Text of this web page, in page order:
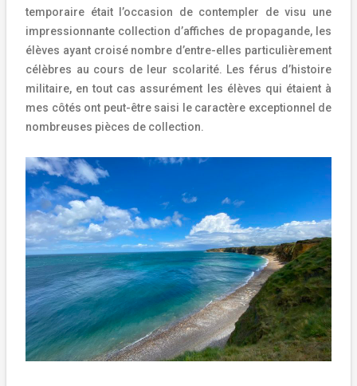
temporaire était l’occasion de contempler de visu une
impressionnante collection d’affiches de propagande, les
élèves ayant croisé nombre d’entre-elles particulièrement
célèbres au cours de leur scolarité. Les férus d’histoire
militaire, en tout cas assurément les élèves qui étaient à
mes côtés ont peut-être saisi le caractère exceptionnel de
nombreuses pièces de collection.